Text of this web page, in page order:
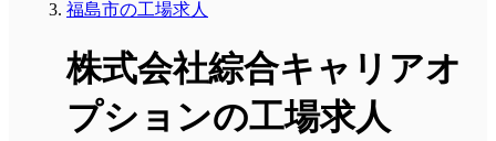
福島市の工場求人
株式会社綜合キャリアオ
プションの工場求人